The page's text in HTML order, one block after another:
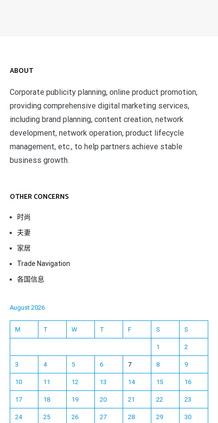
ABOUT
Corporate publicity planning, online product promotion,
providing comprehensive digital marketing services,
including brand planning, content creation, network
development, network operation, product lifecycle
management, etc., to help partners achieve stable
business growth.
OTHER CONCERNS
时尚
夫妻
家居
Trade Navigation
各国信息
August 2026
M T W T F S S
1 2
3 4 5 6 7 8 9
10 11 12 13 14 15 16
17 18 19 20 21 22 23
24 25 26 27 28 29 30